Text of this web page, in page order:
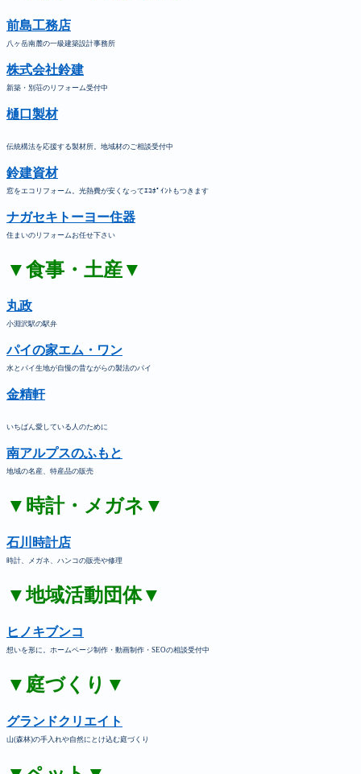
前島工務店
八ヶ岳南麓の一級建築設計事務所
株式会社鈴建
新築・別荘のリフォーム受付中
樋口製材
伝統構法を応援する製材所。地域材のご相談受付中
鈴建資材
窓をエコリフォーム。光熱費が安くなってｴｺﾎﾟｲﾝﾄもつきます
ナガセキトーヨー住器
住まいのリフォームお任せ下さい
▼食事・土産▼
丸政
小淵沢駅の駅弁
パイの家エム・ワン
水とパイ生地が自慢の昔ながらの製法のパイ
金精軒
いちばん愛している人のために
南アルプスのふもと
地域の名産、特産品の販売
▼時計・メガネ▼
石川時計店
時計、メガネ、ハンコの販売や修理
▼地域活動団体▼
ヒノキブンコ
想いを形に。ホームページ制作・動画制作・SEOの相談受付中
▼庭づくり▼
グランドクリエイト
山(森林)の手入れや自然にとけ込む庭づくり